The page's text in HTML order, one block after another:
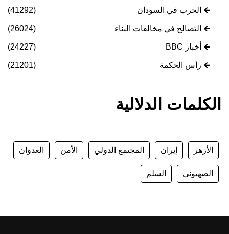
الحرب في السودان (41292)
التصالح في مخالفات البناء (26024)
أخبار BBC (24227)
رأس الحكمة (21201)
الكلمات الدلالية
الأزهر إيران المجتمع الدولي الأمن العدوان
الصهيوني السلم